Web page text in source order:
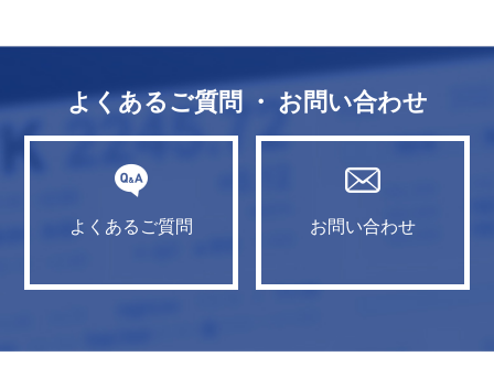
よくあるご質問 ・ お問い合わせ
よくあるご質問 お問い合わせ